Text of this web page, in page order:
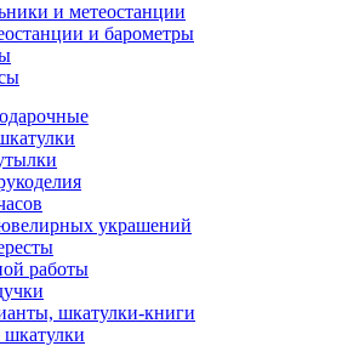
и метеостанции
и барометры
украшений
работы
шкатулки-книги